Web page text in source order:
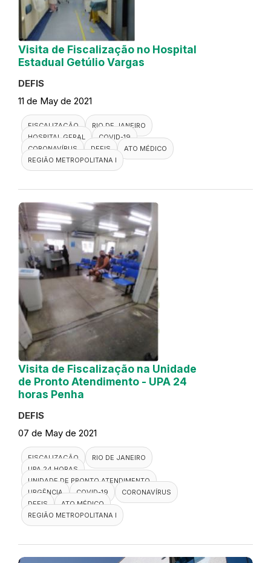
Visita de Fiscalização no Hospital
Estadual Getúlio Vargas
DEFIS
11 de May de 2021
FISCALIZAÇÃO
RIO DE JANEIRO
HOSPITAL GERAL
COVID-19
CORONAVÍRUS
DEFIS
ATO MÉDICO
REGIÃO METROPOLITANA I
Visita de Fiscalização na Unidade
de Pronto Atendimento - UPA 24
horas Penha
DEFIS
07 de May de 2021
FISCALIZAÇÃO
RIO DE JANEIRO
UPA 24 HORAS
UNIDADE DE PRONTO ATENDIMENTO
URGÊNCIA
COVID-19
CORONAVÍRUS
DEFIS
ATO MÉDICO
REGIÃO METROPOLITANA I